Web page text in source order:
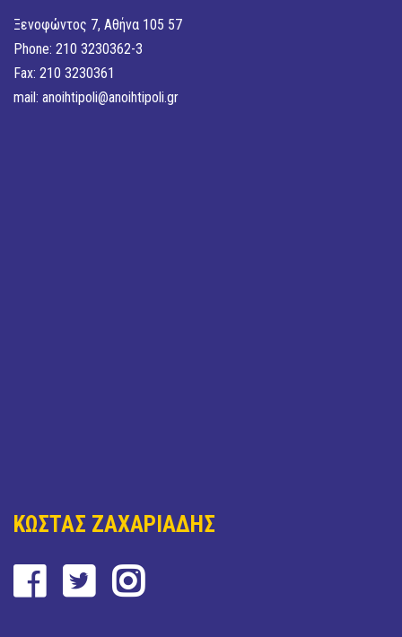
Ξενοφώντος 7, Αθήνα 105 57
Phone: 210 3230362-3
Fax: 210 3230361
mail: anoihtipoli@anoihtipoli.gr
ΚΩΣΤΑΣ ΖΑΧΑΡΙΑΔΗΣ